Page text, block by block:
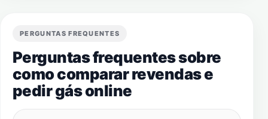
PERGUNTAS FREQUENTES
Perguntas frequentes sobre
como comparar revendas e
pedir gás online